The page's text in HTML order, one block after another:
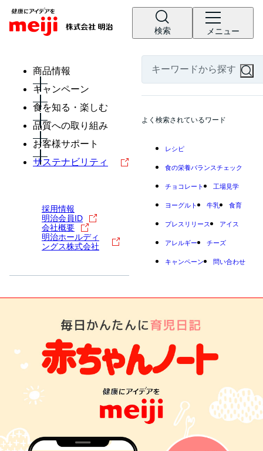
検索 メニュー
商品情報
キャンペーン
食を知る・楽しむ
品質への取り組み
お客様サポート
サステナビリティ
採用情報
明治会員ID
会社概要
明治ホールディ
ングス株式会社
よく検索されているワード
レシピ
食の栄養バランスチェック
チョコレート 工場見学
ヨーグルト 牛乳 食育
プレスリリース アイス
アレルギー チーズ
キャンペーン 問い合わせ